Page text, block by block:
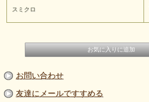
スミクロ
お問い合わせ
友達にメールですすめる